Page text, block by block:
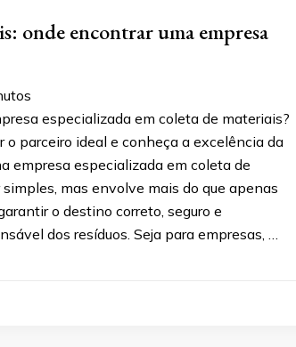
onde encontrar uma empresa
especializada em coleta de materiais?
o parceiro ideal e conheça a excelência da
empresa especializada em coleta de
mas envolve mais do que apenas
o destino correto, seguro e
dos resíduos. Seja para empresas, …